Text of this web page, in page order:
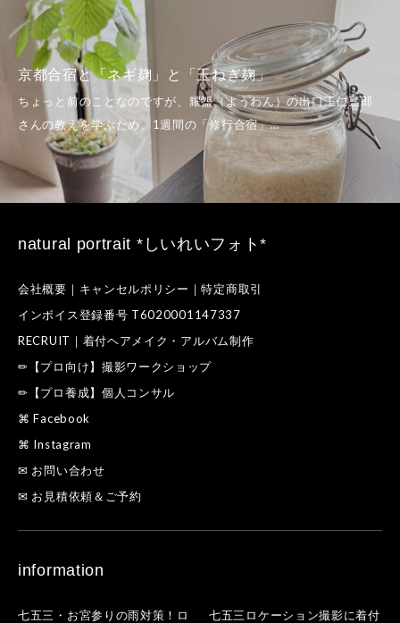
京都合宿と「ネギ麹」と「玉ねぎ麹」
natural portrait *しいれいフォト*
会社概要｜キャンセルポリシー｜特定商取引
インボイス登録番号 T6020001147337
RECRUIT｜着付ヘアメイク・アルバム制作
✏【プロ向け】撮影ワークショップ
✏【プロ養成】個人コンサル
⌘ Facebook
⌘ Instagram
✉ お問い合わせ
✉ お見積依頼＆ご予約
information
七五三・お宮参りの雨対策！ロ
七五三ロケーション撮影に着付